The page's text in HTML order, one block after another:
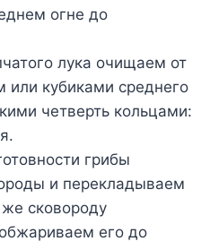
огне до
лука очищаем от
или кубиками среднего
четверть кольцами:
грибы
и перекладываем
же сковороду
его до